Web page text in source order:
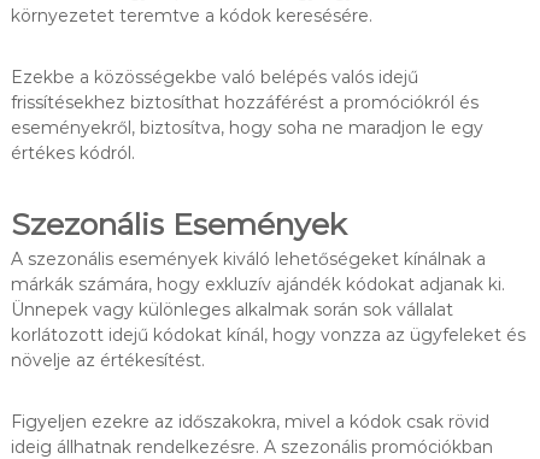
környezetet teremtve a kódok keresésére.
Ezekbe a közösségekbe való belépés valós idejű
frissítésekhez biztosíthat hozzáférést a promóciókról és
eseményekről, biztosítva, hogy soha ne maradjon le egy
értékes kódról.
Szezonális Események
A szezonális események kiváló lehetőségeket kínálnak a
márkák számára, hogy exkluzív ajándék kódokat adjanak ki.
Ünnepek vagy különleges alkalmak során sok vállalat
korlátozott idejű kódokat kínál, hogy vonzza az ügyfeleket és
növelje az értékesítést.
Figyeljen ezekre az időszakokra, mivel a kódok csak rövid
ideig állhatnak rendelkezésre. A szezonális promóciókban